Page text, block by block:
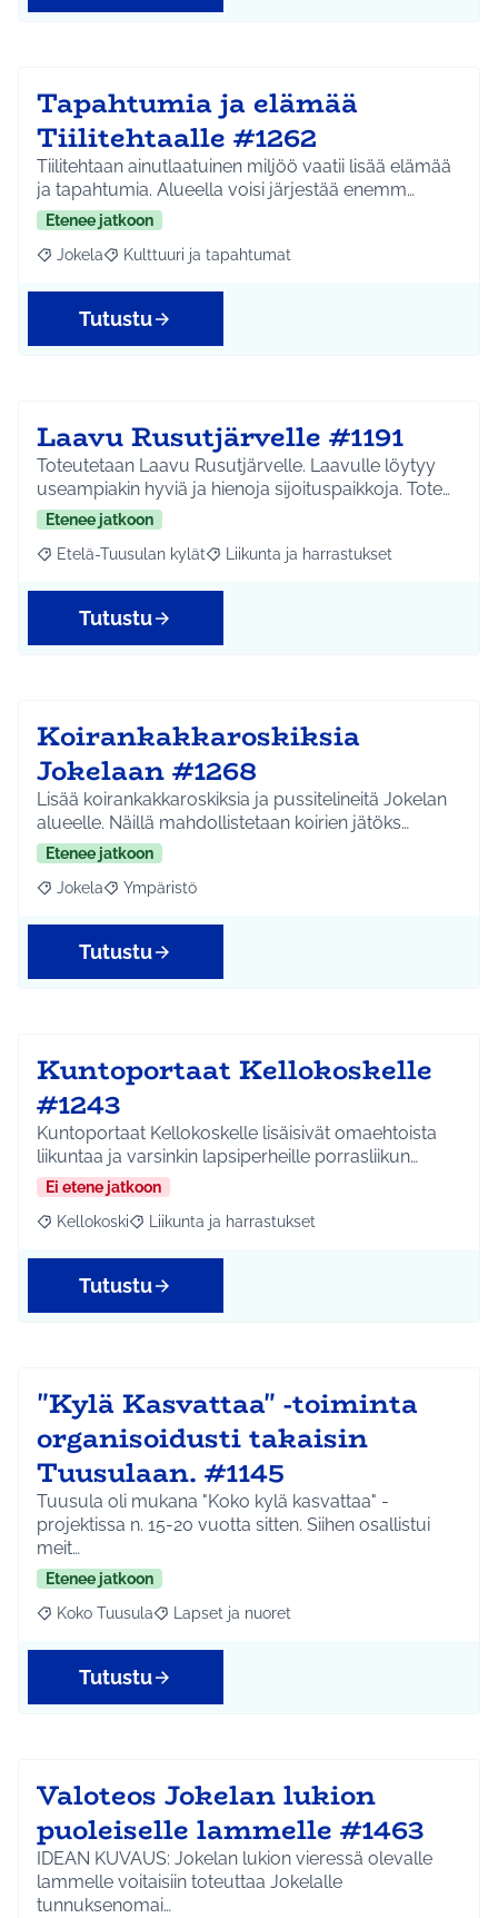
Tapahtumia ja elämää
Tiilitehtaalle #1262
Tiilitehtaan ainutlaatuinen miljöö vaatii lisää elämää
ja tapahtumia. Alueella voisi järjestää enemm…
Etenee jatkoon
Rajaa tulokset aihepiirin mukaan: Jokela
Jokela Rajaa tulokset teeman mukaan: Kulttuuri ja
Kulttuuri ja tapahtumat
Tutustu
Laavu Rusutjärvelle #1191
Toteutetaan Laavu Rusutjärvelle. Laavulle löytyy
useampiakin hyviä ja hienoja sijoituspaikkoja. Tote…
Etenee jatkoon
Rajaa tulokset aihepiirin mukaan: Etelä-Tuusulan kylät
Etelä-Tuusulan kylät Rajaa tulokset teeman mukaan:
Liikunta ja harrastukset
Tutustu
Koirankakkaroskiksia
Jokelaan #1268
Lisää koirankakkaroskiksia ja pussitelineitä Jokelan
alueelle. Näillä mahdollistetaan koirien jätöks…
Etenee jatkoon
Rajaa tulokset aihepiirin mukaan: Jokela
Jokela Rajaa tulokset teeman mukaan: Ympäristö
Ympäristö
Tutustu
Kuntoportaat Kellokoskelle
#1243
Kuntoportaat Kellokoskelle lisäisivät omaehtoista
liikuntaa ja varsinkin lapsiperheille porrasliikun…
Ei etene jatkoon
Rajaa tulokset aihepiirin mukaan: Kellokoski
Kellokoski Rajaa tulokset teeman mukaan: Liikunta ja
Liikunta ja harrastukset
Tutustu
"Kylä Kasvattaa" -toiminta
organisoidusti takaisin
Tuusulaan. #1145
Tuusula oli mukana "Koko kylä kasvattaa" -
projektissa n. 15-20 vuotta sitten. Siihen osallistui
meit…
Etenee jatkoon
Rajaa tulokset aihepiirin mukaan: Koko Tuusula
Koko Tuusula Rajaa tulokset teeman mukaan: Lapset ja
Lapset ja nuoret
Tutustu
Valoteos Jokelan lukion
puoleiselle lammelle #1463
IDEAN KUVAUS: Jokelan lukion vieressä olevalle
lammelle voitaisiin toteuttaa Jokelalle
tunnuksenomai…